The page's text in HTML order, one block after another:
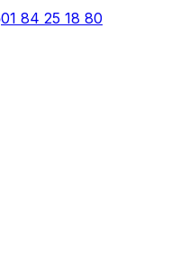
01 84 25 18 80